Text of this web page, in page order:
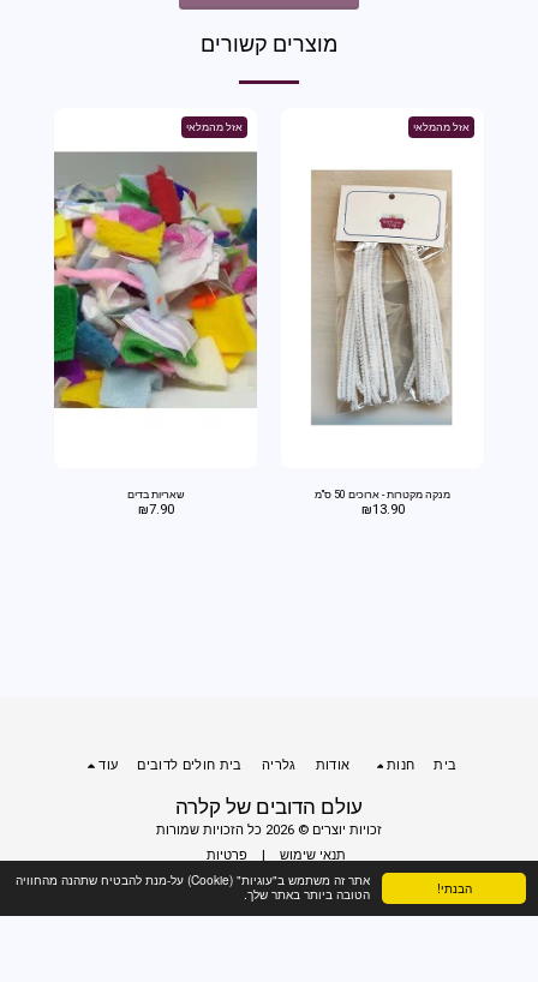
הבנתי!
אתר זה משתמש ב"עוגיות" (Cookie) על-מנת להבטיח שתהנה מהחוויה
הטובה ביותר באתר שלך.
מוצרים קשורים
אזל מהמלאי
מנקה מקטרות - ארוכים 50 ס"מ
₪13.90
אזל מהמלאי
שאריות בדים
₪7.90
עולם הדובים של קלרה
זכויות יוצרים © 2026 כל הזכויות שמורות
תנאי שימוש | פרטיות
בית חנות אודות גלריה בית חולים לדובים עוד